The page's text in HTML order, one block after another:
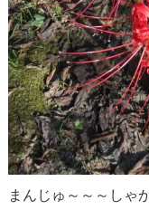
まんじゅ～～～しゃ